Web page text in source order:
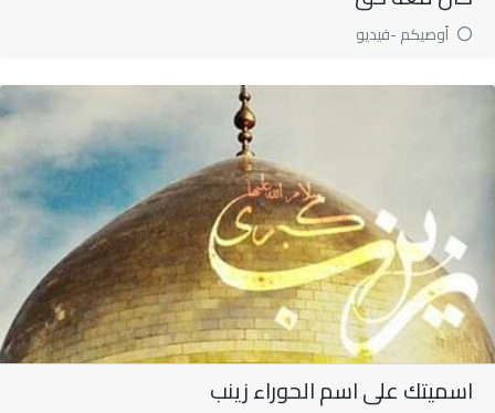
أوصيكم -فيديو
اسميتك على اسم الحوراء زينب